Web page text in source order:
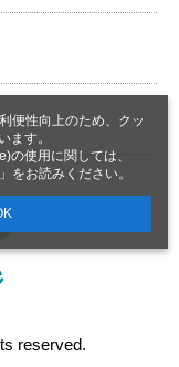
便性向上のため、クッ
ます。
の使用に関しては、
」をお読みください。
reserved.